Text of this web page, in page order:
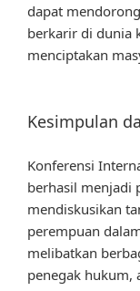
dapat
berkarir di dunia
menciptakan
Kesimpulan
Konferensi
berhasil menjadi
mendiskusikan
perempuan
melibatkan
penegak hukum,